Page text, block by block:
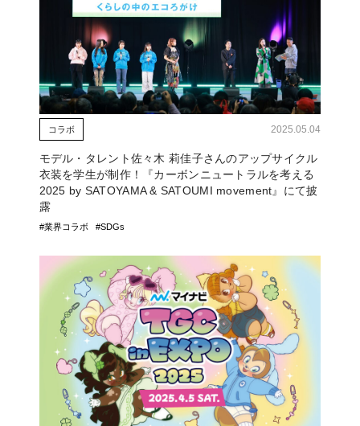
コラボ 2025.05.04
モデル・タレント佐々木 莉佳子さんのアップサイクル
衣装を学生が制作！『カーボンニュートラルを考える
2025 by SATOYAMA & SATOUMI movement』にて披
露
#業界コラボ #SDGs